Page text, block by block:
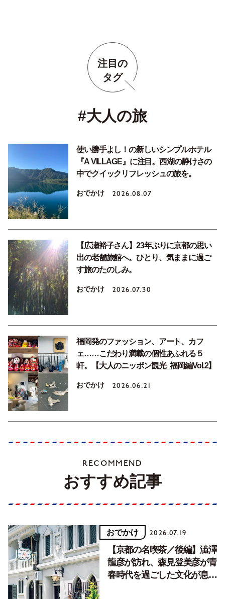
注目の
タグ
#大人の旅
使い勝手よし！の新しいシンプルホテル
『A VILLAGE』に注目。西湖の静けさの
中でクイックリフレッシュの旅を。
おでかけ 2026.08.07
【広瀬裕子さん】23年ぶりに京都の思い
出の老舗旅館へ。ひとり、気ままに過ご
す旅のたのしみ。
おでかけ 2026.07.30
福岡発のファッション、アート、カフ
ェ……こだわり満載の個性あふれる５
軒。【大人のニッポン観光_福岡編Vol.2】
おでかけ 2026.06.21
RECOMMEND
おすすめ記事
おでかけ 2026.07.19
【京都の名喫茶／後編】澁澤
龍彦が訪れ、森見登美彦が青
春時代を過ごした文化が息づ